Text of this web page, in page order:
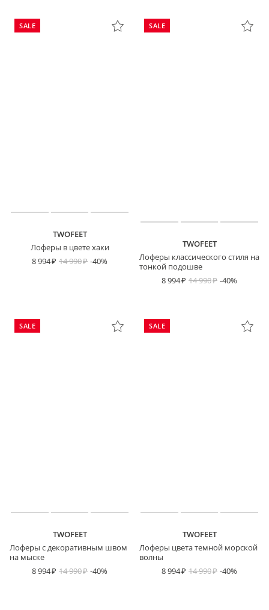
SALE
TWOFEET
Лоферы в цвете хаки
8 994
14 990 -40%
SALE
TWOFEET
Лоферы классического стиля на
тонкой подошве
8 994
14 990 -40%
SALE
TWOFEET
Лоферы с декоративным швом
на мыске
8 994
14 990 -40%
SALE
TWOFEET
Лоферы цвета темной морской
волны
8 994
14 990 -40%